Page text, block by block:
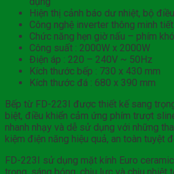
Hiện thị cảnh báo dư nhiệt, bộ
Công nghệ inverter thông minh
Chức năng hẹn giờ nấu – phím
Công suất : 2000W x 2000W
Điện áp : 220 – 240V ~ 50Hz
Kích thước bếp : 730 x 430 mm
Kích thước đá : 680 x 390 mm​
Bếp từ FD-223I được thiết kế sang
biệt, điều khiển cảm ứng phím trượt
nhanh nhạy và dễ sử dụng với những
kiệm điện năng hiệu quả, an toàn tuyệt
FD-223I sử dụng mặt kính Euro